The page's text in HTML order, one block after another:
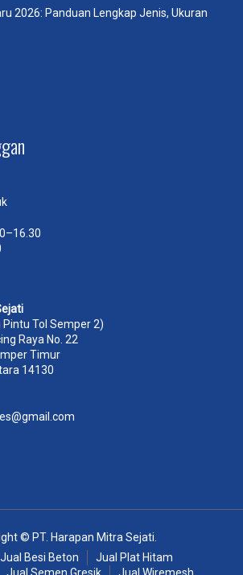
2026: Panduan Lengkap Jenis, Ukuran
Pintu Tol Semper 2)
Raya No. 22
Timur
14130
© PT. Harapan Mitra Sejati.
Jual Besi Beton
Jual Plat Hitam